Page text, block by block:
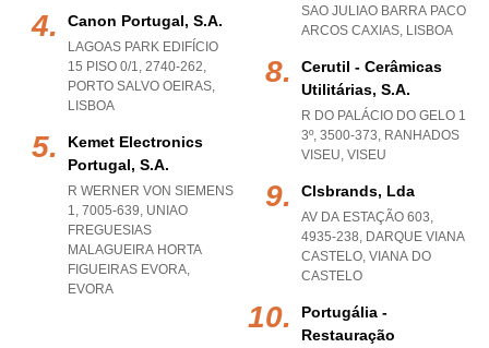
Canon Portugal, S.a.
LAGOAS PARK EDIFÍCIO
15 PISO 0/1, 2740-262,
PORTO SALVO OEIRAS,
LISBOA
Kemet Electronics
Portugal, S.a.
R WERNER VON SIEMENS
1, 7005-639, UNIAO
FREGUESIAS
MALAGUEIRA HORTA
FIGUEIRAS EVORA,
EVORA
SAO JULIAO BARRA PACO
ARCOS CAXIAS, LISBOA
Cerutil - Cerâmicas
Utilitárias, S.a.
R DO PALÁCIO DO GELO 1
3º, 3500-373, RANHADOS
VISEU, VISEU
Clsbrands, Lda
AV DA ESTAÇÃO 603,
4935-238, DARQUE VIANA
CASTELO, VIANA DO
CASTELO
Portugália -
Restauração